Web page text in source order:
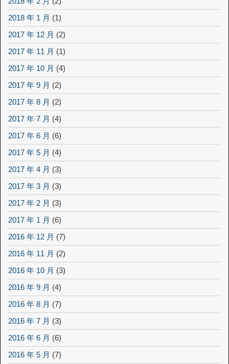
2018 年 1 月 (1)
2017 年 12 月 (2)
2017 年 11 月 (1)
2017 年 10 月 (4)
2017 年 9 月 (2)
2017 年 8 月 (2)
2017 年 7 月 (4)
2017 年 6 月 (6)
2017 年 5 月 (4)
2017 年 4 月 (3)
2017 年 3 月 (3)
2017 年 2 月 (3)
2017 年 1 月 (6)
2016 年 12 月 (7)
2016 年 11 月 (2)
2016 年 10 月 (3)
2016 年 9 月 (4)
2016 年 8 月 (7)
2016 年 7 月 (3)
2016 年 6 月 (6)
2016 年 5 月 (7)